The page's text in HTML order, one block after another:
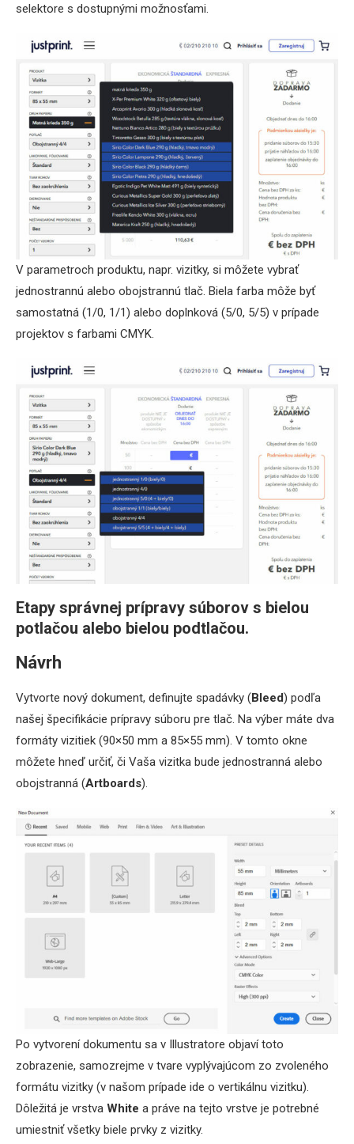
selektore s dostupnými možnosťami.
V parametroch produktu, napr. vizitky, si môžete vybrať
jednostrannú alebo obojstrannú tlač. Biela farba môže byť
samostatná (1/0, 1/1) alebo doplnková (5/0, 5/5) v prípade
projektov s farbami CMYK.
Etapy správnej prípravy súborov s bielou
potlačou alebo bielou podtlačou.
Návrh
Vytvorte nový dokument, definujte spadávky (Bleed) podľa
našej špecifikácie prípravy súboru pre tlač. Na výber máte dva
formáty vizitiek (90×50 mm a 85×55 mm). V tomto okne
môžete hneď určiť, či Vaša vizitka bude jednostranná alebo
obojstranná (Artboards).
Po vytvorení dokumentu sa v Illustratore objaví toto
zobrazenie, samozrejme v tvare vyplývajúcom zo zvoleného
formátu vizitky (v našom prípade ide o vertikálnu vizitku).
Dôležitá je vrstva White a práve na tejto vrstve je potrebné
umiestniť všetky biele prvky z vizitky.